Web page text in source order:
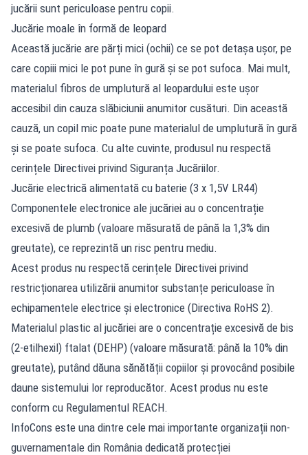
jucării sunt periculoase pentru copii.
Jucărie moale în formă de leopard
Această jucărie are părți mici (ochii) ce se pot detașa ușor, pe
care copiii mici le pot pune în gură și se pot sufoca. Mai mult,
materialul fibros de umplutură al leopardului este ușor
accesibil din cauza slăbiciunii anumitor cusături. Din această
cauză, un copil mic poate pune materialul de umplutură în gură
și se poate sufoca. Cu alte cuvinte, produsul nu respectă
cerințele Directivei privind Siguranța Jucăriilor.
Jucărie electrică alimentată cu baterie (3 x 1,5V LR44)
Componentele electronice ale jucăriei au o concentrație
excesivă de plumb (valoare măsurată de până la 1,3% din
greutate), ce reprezintă un risc pentru mediu.
Acest produs nu respectă cerințele Directivei privind
restricționarea utilizării anumitor substanțe periculoase în
echipamentele electrice și electronice (Directiva RoHS 2).
Materialul plastic al jucăriei are o concentrație excesivă de bis
(2-etilhexil) ftalat (DEHP) (valoare măsurată: până la 10% din
greutate), putând dăuna sănătății copiilor și provocând posibile
daune sistemului lor reproducător. Acest produs nu este
conform cu Regulamentul REACH.
InfoCons este una dintre cele mai importante organizații non-
guvernamentale din România dedicată protecției